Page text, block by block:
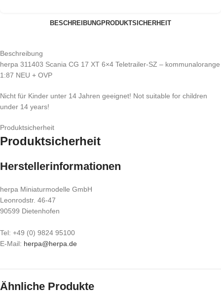
BESCHREIBUNGPRODUKTSICHERHEIT
Beschreibung
herpa 311403 Scania CG 17 XT 6×4 Teletrailer-SZ – kommunalorange
1:87 NEU + OVP
Nicht für Kinder unter 14 Jahren geeignet! Not suitable for children
under 14 years!
Produktsicherheit
Produktsicherheit
Herstellerinformationen
herpa Miniaturmodelle GmbH
Leonrodstr. 46-47
90599 Dietenhofen
Tel: +49 (0) 9824 95100
E-Mail: herpa@herpa.de
Ähnliche Produkte